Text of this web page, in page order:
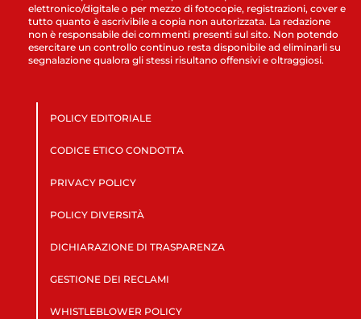
elettronico/digitale o per mezzo di fotocopie, registrazioni, cover e
tutto quanto è ascrivibile a copia non autorizzata. La redazione
non è responsabile dei commenti presenti sul sito. Non potendo
esercitare un controllo continuo resta disponibile ad eliminarli su
segnalazione qualora gli stessi risultano offensivi e oltraggiosi.
POLICY EDITORIALE
CODICE ETICO CONDOTTA
PRIVACY POLICY
POLICY DIVERSITÀ
DICHIARAZIONE DI TRASPARENZA
GESTIONE DEI RECLAMI
WHISTLEBLOWER POLICY